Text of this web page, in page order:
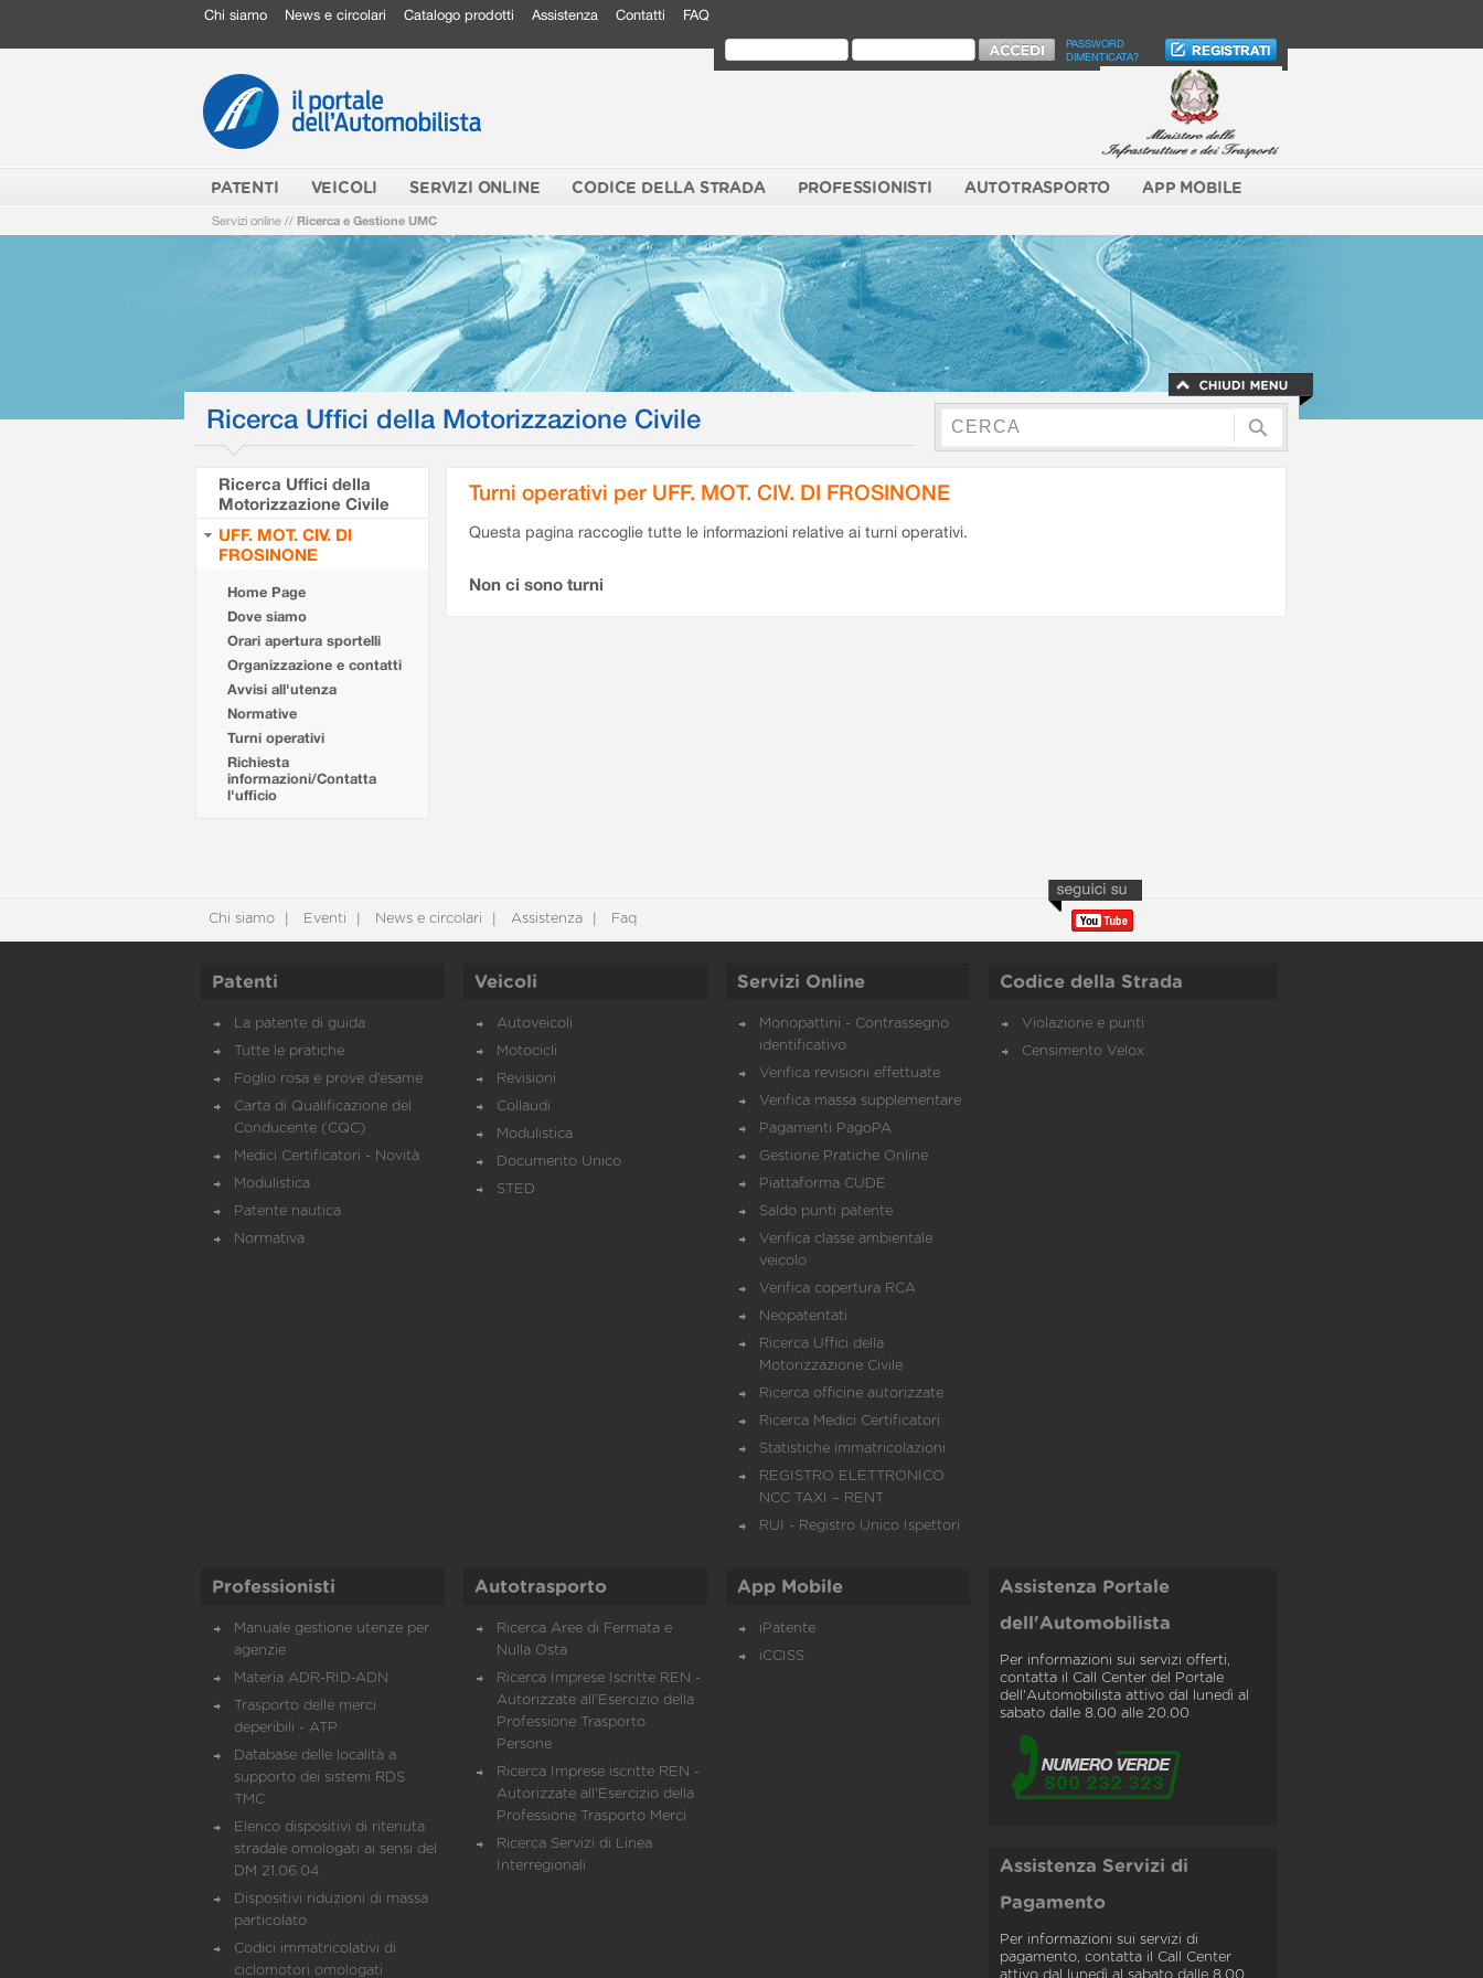
Chi siamo News e circolari Catalogo prodotti Assistenza Contatti FAQ
PASSWORD
DIMENTICATA?
PATENTI VEICOLI SERVIZI ONLINE CODICE DELLA STRADA PROFESSIONISTI AUTOTRASPORTO APP MOBILE
Servizi online // Ricerca e Gestione UMC
Ricerca Uffici della Motorizzazione Civile
Ricerca Uffici della
Motorizzazione Civile
UFF. MOT. CIV. DI
FROSINONE
Home Page
Dove siamo
Orari apertura sportelli
Organizzazione e contatti
Avvisi all'utenza
Normative
Turni operativi
Richiesta
informazioni/Contatta
l'ufficio
Turni operativi per UFF. MOT. CIV. DI FROSINONE
Questa pagina raccoglie tutte le informazioni relative ai turni operativi.
Non ci sono turni
Chi siamo Eventi News e circolari Assistenza Faq
Patenti
La patente di guida
Tutte le pratiche
Foglio rosa e prove d’esame
Carta di Qualificazione del
Conducente (CQC)
Medici Certificatori - Novità
Modulistica
Patente nautica
Normativa
Veicoli
Autoveicoli
Motocicli
Revisioni
Collaudi
Modulistica
Documento Unico
STED
Servizi Online
Monopattini - Contrassegno
identificativo
Verifica revisioni effettuate
Verifica massa supplementare
Pagamenti PagoPA
Gestione Pratiche Online
Piattaforma CUDE
Saldo punti patente
Verifica classe ambientale
veicolo
Verifica copertura RCA
Neopatentati
Ricerca Uffici della
Motorizzazione Civile
Ricerca officine autorizzate
Ricerca Medici Certificatori
Statistiche immatricolazioni
REGISTRO ELETTRONICO
NCC TAXI – RENT
RUI - Registro Unico Ispettori
Codice della Strada
Violazione e punti
Censimento Velox
Professionisti
Manuale gestione utenze per
agenzie
Materia ADR-RID-ADN
Trasporto delle merci
deperibili - ATP
Database delle località a
supporto dei sistemi RDS
TMC
Elenco dispositivi di ritenuta
stradale omologati ai sensi del
DM 21.06.04
Dispositivi riduzioni di massa
particolato
Codici immatricolativi di
ciclomotori omologati
Autotrasporto
Ricerca Aree di Fermata e
Nulla Osta
Ricerca Imprese Iscritte REN -
Autorizzate all'Esercizio della
Professione Trasporto
Persone
Ricerca Imprese iscritte REN -
Autorizzate all'Esercizio della
Professione Trasporto Merci
Ricerca Servizi di Linea
Interregionali
App Mobile
iPatente
iCCISS
Assistenza Portale
dell'Automobilista
Per informazioni sui servizi offerti,
contatta il Call Center del Portale
dell'Automobilista attivo dal lunedì al
sabato dalle 8.00 alle 20.00
Assistenza Servizi di
Pagamento
Per informazioni sui servizi di
pagamento, contatta il Call Center